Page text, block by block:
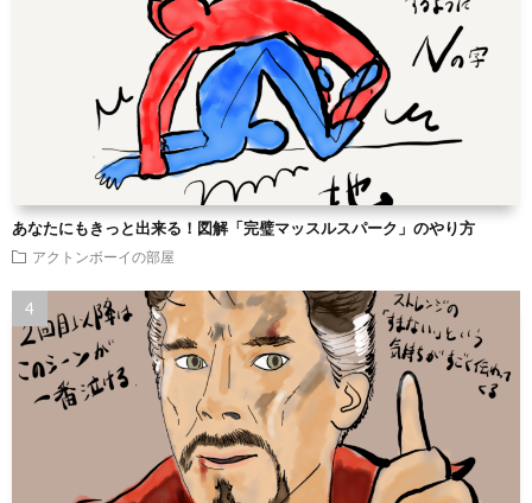
あなたにもきっと出来る！図解「完璧マッスルスパーク」のやり方
アクトンボーイの部屋